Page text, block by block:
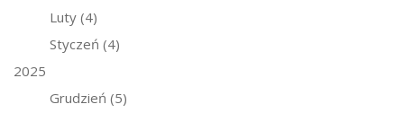
Luty (4)
Styczeń (4)
2025
Grudzień (5)